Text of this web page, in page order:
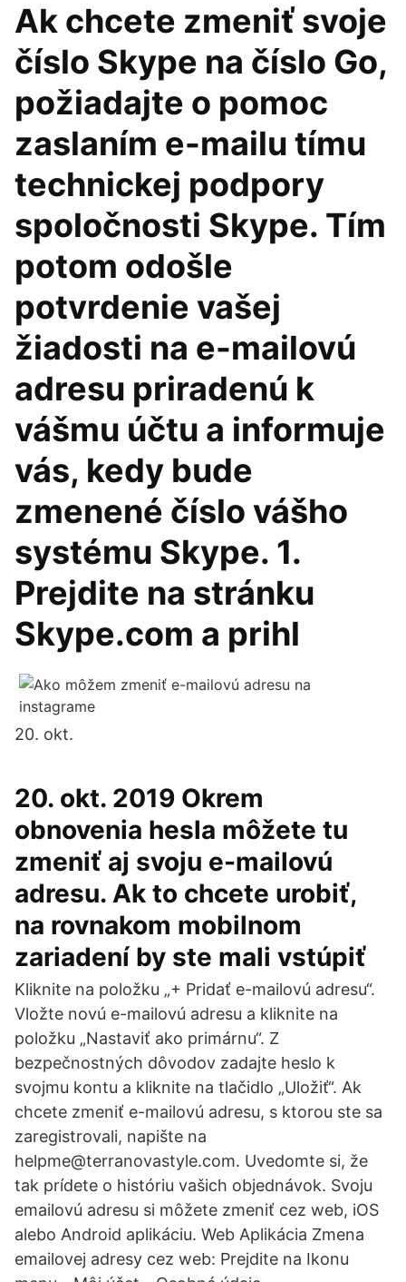
Ak chcete zmeniť svoje
číslo Skype na číslo Go,
požiadajte o pomoc
zaslaním e-mailu tímu
technickej podpory
spoločnosti Skype. Tím
potom odošle
potvrdenie vašej
žiadosti na e-mailovú
adresu priradenú k
vášmu účtu a informuje
vás, kedy bude
zmenené číslo vášho
systému Skype. 1.
Prejdite na stránku
Skype.com a prihl
20. okt.
20. okt. 2019 Okrem
obnovenia hesla môžete tu
zmeniť aj svoju e-mailovú
adresu. Ak to chcete urobiť,
na rovnakom mobilnom
zariadení by ste mali vstúpiť
Kliknite na položku „+ Pridať e-mailovú adresu“.
Vložte novú e-mailovú adresu a kliknite na
položku „Nastaviť ako primárnu“. Z
bezpečnostných dôvodov zadajte heslo k
svojmu kontu a kliknite na tlačidlo „Uložiť“. Ak
chcete zmeniť e-mailovú adresu, s ktorou ste sa
zaregistrovali, napište na
helpme@terranovastyle.com. Uvedomte si, že
tak prídete o históriu vašich objednávok. Svoju
emailovú adresu si môžete zmeniť cez web, iOS
alebo Android aplikáciu. Web Aplikácia Zmena
emailovej adresy cez web: Prejdite na Ikonu